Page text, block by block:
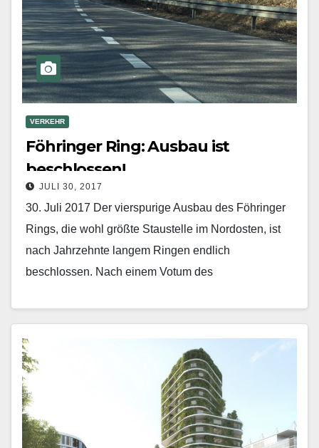
VERKEHR
Föhringer Ring: Ausbau ist
beschlossen!
JULI 30, 2017
30. Juli 2017 Der vierspurige Ausbau des Föhringer
Rings, die wohl größte Staustelle im Nordosten, ist
nach Jahrzehnte langem Ringen endlich
beschlossen. Nach einem Votum des
Mehr erfahren